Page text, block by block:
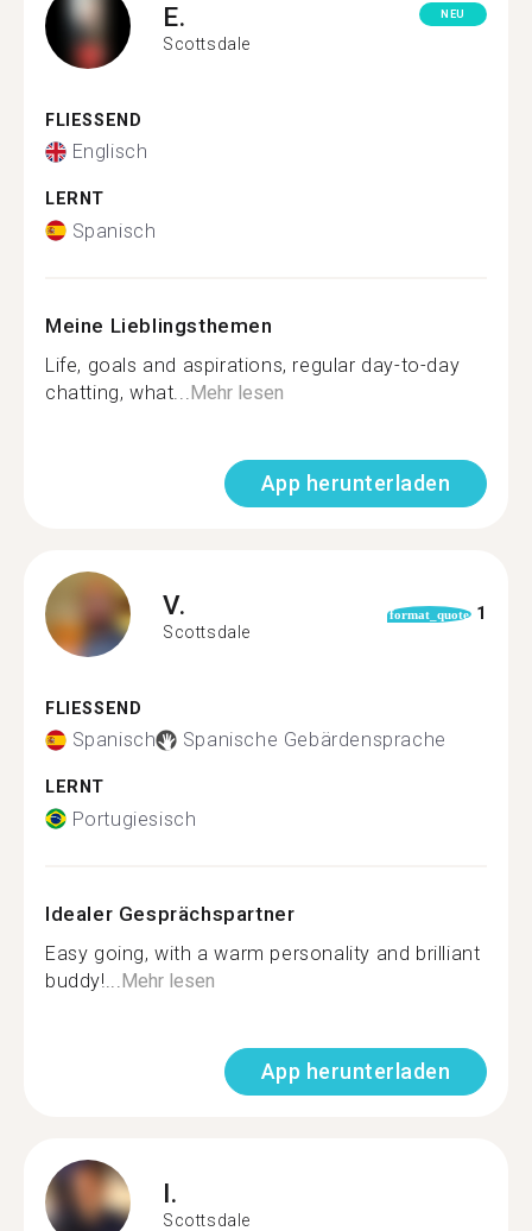
E.
Scottsdale
NEU
FLIESSEND
Englisch
LERNT
Spanisch
Meine Lieblingsthemen
Life, goals and aspirations, regular day-to-day
chatting, what... Mehr lesen
App herunterladen
V.
Scottsdale
format_quote 1
FLIESSEND
Spanisch Spanische Gebärdensprache
LERNT
Portugiesisch
Idealer Gesprächspartner
Easy going, with a warm personality and brilliant
buddy!... Mehr lesen
App herunterladen
I.
Scottsdale